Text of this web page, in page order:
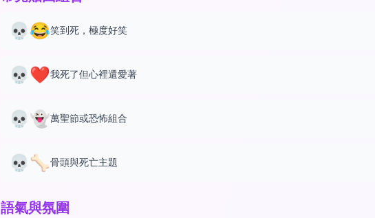
💀😂笑到死，極度好笑
💀❤️我死了但心裡還愛著
💀👻萬聖節或恐怖組合
💀🦴骨頭與死亡主題
語氣與氛圍